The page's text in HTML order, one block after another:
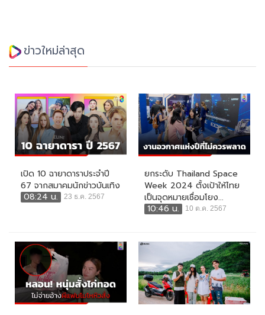
ข่าวใหม่ล่าสุด
เปิด 10 ฉายาดาราประจำปี
67 จากสมาคมนักข่าวบันเทิง
08:24 น.
23 ธ.ค. 2567
ยกระดับ Thailand Space
Week 2024 ตั้งเป้าให้ไทย
เป็นจุดหมายเชื่อมโยง...
10:46 น.
10 ต.ค. 2567